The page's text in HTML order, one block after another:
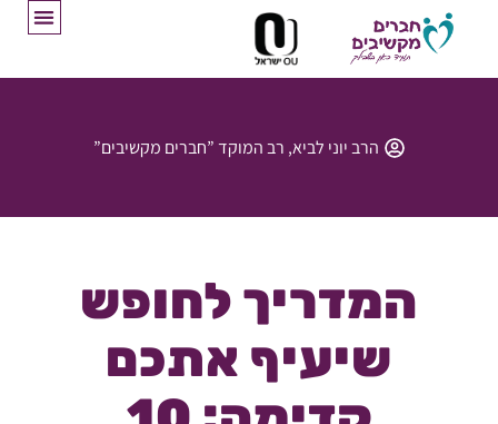
הרב יוני לביא, רב המוקד ”חברים מקשיבים”
המדריך לחופש
שיעיף אתכם